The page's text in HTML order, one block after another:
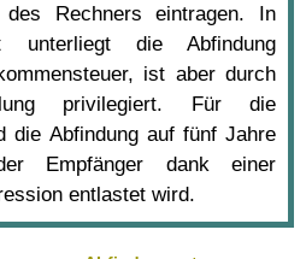
Rechners eintragen. In
unterliegt die Abfindung
ist aber durch
privilegiert. Für die
die Abfindung auf fünf Jahre
Empfänger dank einer
entlastet wird.